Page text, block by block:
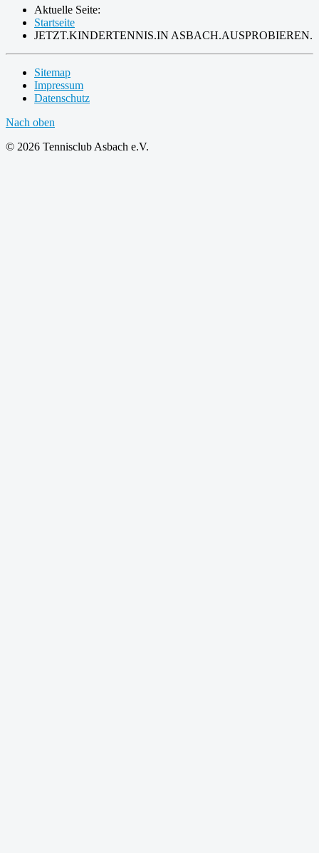
Aktuelle Seite:
Startseite
JETZT.KINDERTENNIS.IN ASBACH.AUSPROBIEREN.
Sitemap
Impressum
Datenschutz
Nach oben
© 2026 Tennisclub Asbach e.V.